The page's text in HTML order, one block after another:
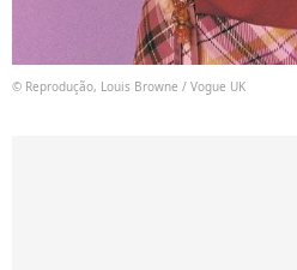
© Reprodução, Louis Browne / Vogue UK